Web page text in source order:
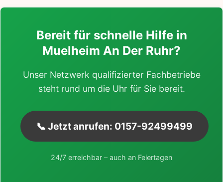
Bereit für schnelle Hilfe in
Muelheim An Der Ruhr?
Unser Netzwerk qualifizierter Fachbetriebe
steht rund um die Uhr für Sie bereit.
📞 Jetzt anrufen: 0157-92499499
24/7 erreichbar – auch an Feiertagen